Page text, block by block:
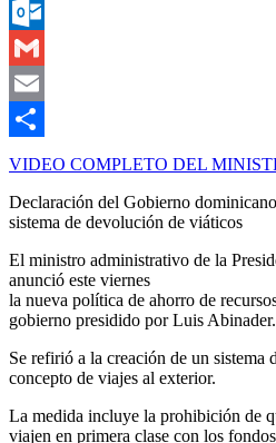
Messenger
Outlook.com
Gmail
Email
Compartir
VIDEO COMPLETO DEL
Declaración del Gobierno
sistema de devolución de viáticos
El ministro administrativo de la
anunció este viernes
la nueva política de ahorro de
gobierno presidido por Luis Abinader.
Se refirió a la creación de un
concepto de viajes al exterior.
La medida incluye la prohibición de
viajen en primera clase con los